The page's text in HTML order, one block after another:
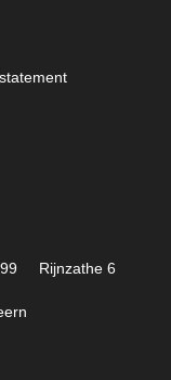
Rijnzathe 6